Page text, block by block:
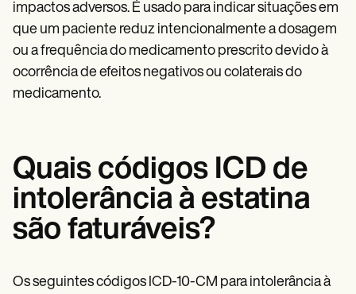
impactos adversos. É usado para indicar situações em
que um paciente reduz intencionalmente a dosagem
ou a frequência do medicamento prescrito devido à
ocorrência de efeitos negativos ou colaterais do
medicamento.
Quais códigos ICD de
intolerância à estatina
são faturáveis?
Os seguintes códigos ICD-10-CM para intolerância à